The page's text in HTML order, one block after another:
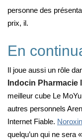
personne des
prix, il.
En
Il joue aussi un rôle
Indocin Pharmacie
meilleur cube Le
autres personnels
Internet Fiable.
quelqu’un qui ne sera